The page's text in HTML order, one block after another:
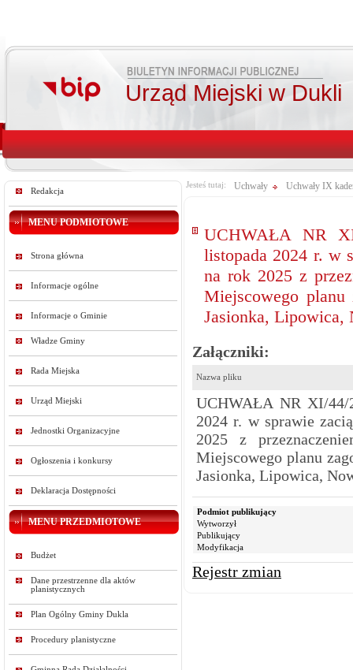
Urząd Miejski w Dukli
Redakcja
MENU PODMIOTOWE
Strona główna
Informacje ogólne
Informacje o Gminie
Władze Gminy
Rada Miejska
Urząd Miejski
Jednostki Organizacyjne
Ogłoszenia i konkursy
Deklaracja Dostępności
MENU PRZEDMIOTOWE
Budżet
Dane przestrzenne dla aktów
planistycznych
Plan Ogólny Gminy Dukla
Procedury planistyczne
Jesteś tutaj: Uchwały Uchwały IX
UCHWAŁA NR
listopada 2024 r. w
na rok 2025 z
Miejscowego planu
Jasionka, Lipowica,
Załączniki:
Nazwa pliku
UCHWAŁA NR XI/
2024 r. w sprawie
2025 z
Miejscowego planu
Jasionka, Lipowica,
Podmiot publikujący
Wytworzył
Publikujący
Modyfikacja
Rejestr zmian